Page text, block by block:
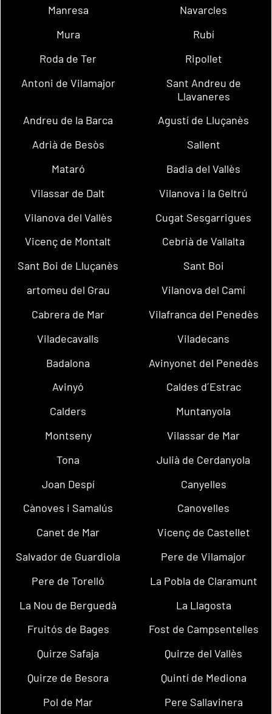
Manresa
Navarcles
Mura
Rubí
Roda de Ter
Ripollet
Antoni de Vilamajor
Sant Andreu de
Llavaneres
Andreu de la Barca
Agustí de Lluçanès
Adrià de Besòs
Sallent
Mataró
Badia del Vallès
Vilassar de Dalt
Vilanova i la Geltrú
Vilanova del Vallès
Cugat Sesgarrigues
Vicenç de Montalt
Cebrià de Vallalta
Sant Boi de Lluçanès
Sant Boi
artomeu del Grau
Vilanova del Camí
Cabrera de Mar
Vilafranca del Penedès
Viladecavalls
Viladecans
Badalona
Avinyonet del Penedès
Avinyó
Caldes d´Estrac
Calders
Muntanyola
Montseny
Vilassar de Mar
Tona
Julià de Cerdanyola
Joan Despí
Canyelles
Cànoves i Samalús
Canovelles
Canet de Mar
Vicenç de Castellet
Salvador de Guardiola
Pere de Vilamajor
Pere de Torelló
La Pobla de Claramunt
La Nou de Berguedà
La Llagosta
Fruitós de Bages
Fost de Campsentelles
Quirze Safaja
Quirze del Vallès
Quirze de Besora
Quintí de Mediona
Pol de Mar
Pere Sallavinera